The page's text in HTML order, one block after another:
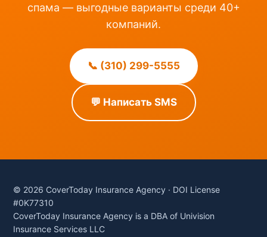
спама — выгодные варианты среди 40+
компаний.
📞 (310) 299-5555
💬 Написать SMS
© 2026 CoverToday Insurance Agency · DOI License
#0K77310
CoverToday Insurance Agency is a DBA of Univision
Insurance Services LLC